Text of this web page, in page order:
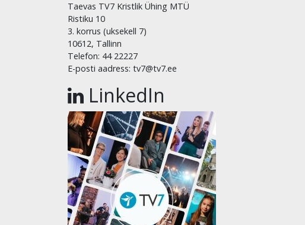
Taevas TV7 Kristlik Ühing MTÜ
Ristiku 10
3. korrus (uksekell 7)
10612, Tallinn
Telefon: 44 22227
E-posti aadress: tv7@tv7.ee
LinkedIn